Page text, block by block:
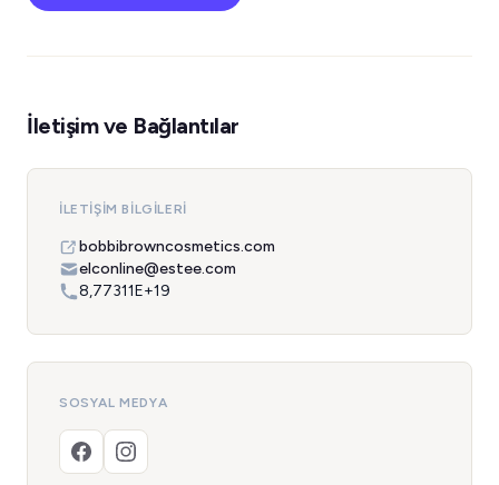
İletişim ve Bağlantılar
İLETIŞIM BILGILERI
bobbibrowncosmetics.com
elconline@estee.com
8,77311E+19
SOSYAL MEDYA